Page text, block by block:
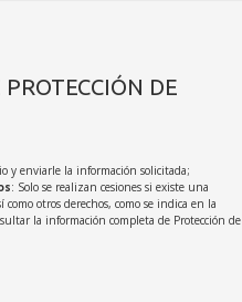
DE
y enviarle la información solicitada;
: Solo se realizan cesiones si existe una
otros derechos, como se indica en la
la información completa de Protección de